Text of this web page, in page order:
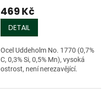
469 Kč
DETAIL
Ocel Uddeholm No. 1770 (0,7%
C, 0,3% Si, 0,5% Mn), vysoká
ostrost, není nerezavějící.